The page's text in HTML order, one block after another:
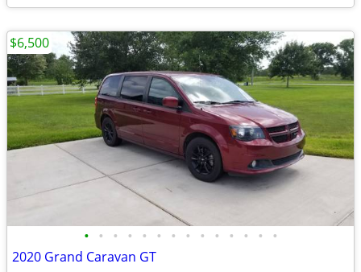
• • • • • • • • • • • • • •
2020 Grand Caravan GT
$6,500